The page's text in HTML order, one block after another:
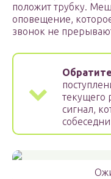
положит трубку.
оповещение,
звонок не
текущего
сигнал,